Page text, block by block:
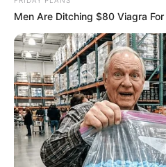
สีมงคล
แจกตาราง สีมงคลต
เดือนสิงหาคม โดย อ
ฤกษ์มงคล
Men Are Ditching $80 Viagra For